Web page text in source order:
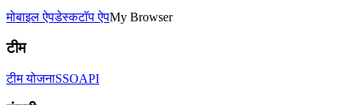
मोबाइल ऐपडेस्कटॉप ऐपMy Browser
टीम
टीम योजनाSSOAPI